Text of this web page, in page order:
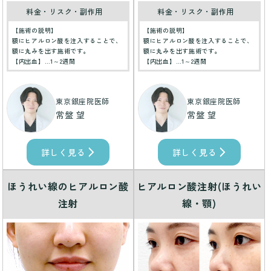
料金・リスク・副作用
【施術の説明】
額にヒアルロン酸を注入することで、
額に丸みを出す施術です。
【内出血】…1～2週間
東京銀座院医師
常盤 望
詳しく見る
料金・リスク・副作用
【施術の説明】
額にヒアルロン酸を注入することで、
額に丸みを出す施術です。
【内出血】…1～2週間
東京銀座院医師
常盤 望
詳しく見る
ほうれい線のヒアルロン酸
注射
ヒアルロン酸注射(ほうれい
線・顎)